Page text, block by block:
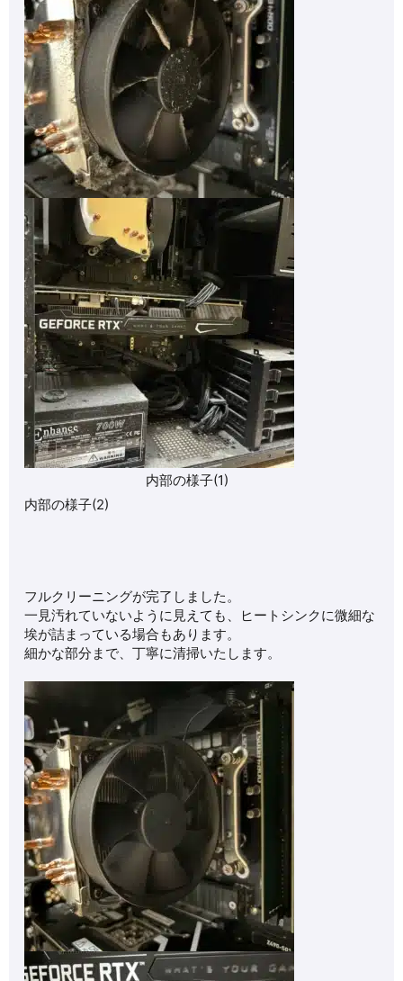
内部の様子(1)
内部の様子(2)
フルクリーニングが完了しました。
一見汚れていないように見えても、ヒートシンクに微細な
埃が詰まっている場合もあります。
細かな部分まで、丁寧に清掃いたします。